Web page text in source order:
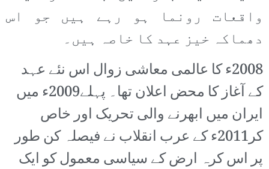
واقعات رونما ہو رہے ہیں جو اس
دھماکہ خیز عہد کا خاصہ ہیں۔
2008ء کا عالمی معاشی زوال اس نئے عہد
کے آغاز کا محض اعلان تھا۔ پہلے2009ء میں
ایران میں ابھرنے والی تحریک اور خاص
کر2011ء کے عرب انقلاب نے فیصلہ کن طور
پر اس کرہ ارض کے سیاسی معمول کو ایک